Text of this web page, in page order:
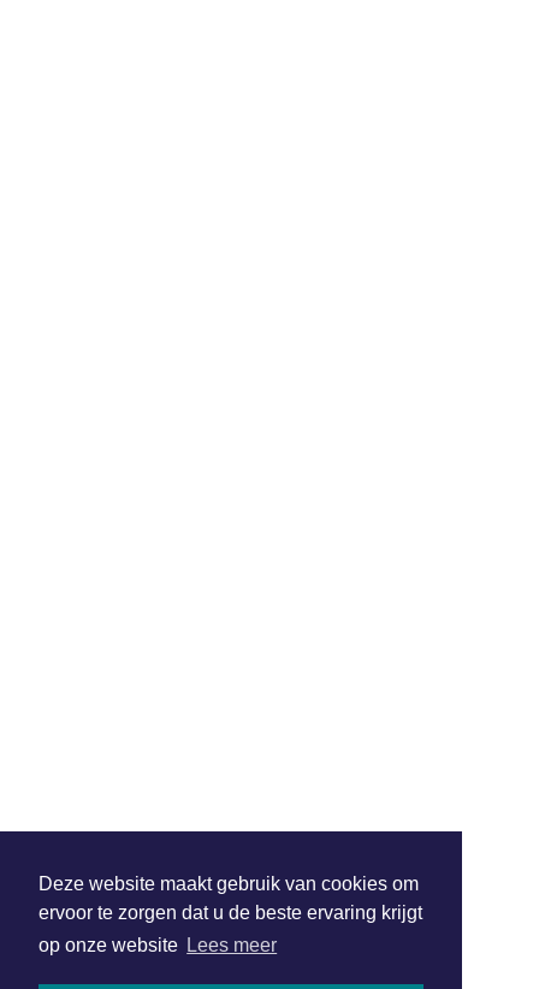
Deze website maakt gebruik van cookies om
ervoor te zorgen dat u de beste ervaring krijgt
op onze website Lees meer